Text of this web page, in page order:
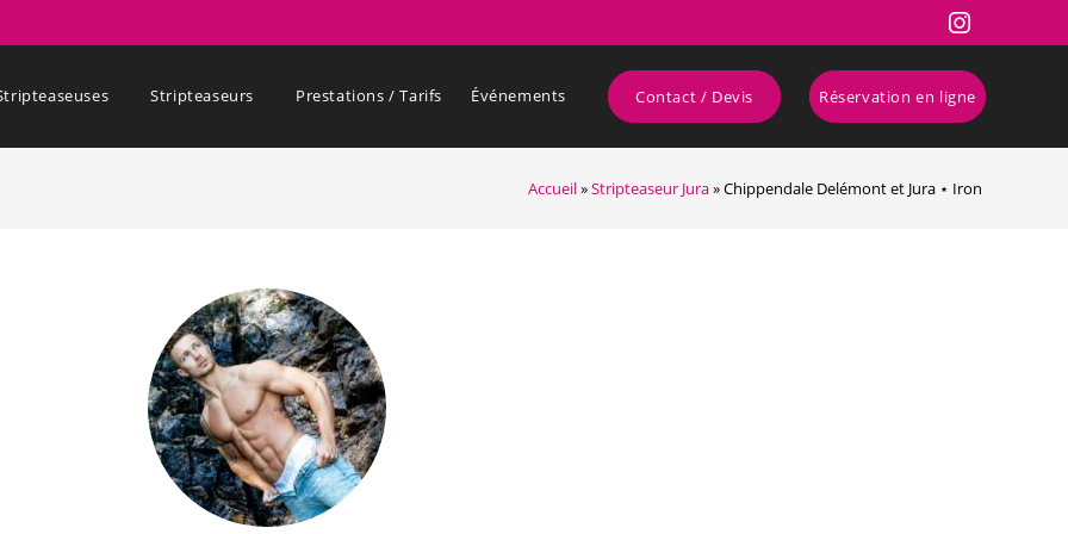
Stripteaseurs Prestations / Tarifs Événements Contact / Devis Réservation en ligne
Accueil»Stripteaseur Jura»Chippendale Delémont et Jura ⋆ Iron